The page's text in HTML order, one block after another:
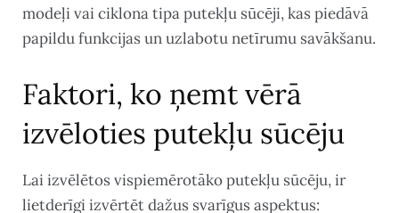
modeļi vai ciklona tipa putekļu sūcēji, kas piedāvā
papildu funkcijas un uzlabotu netīrumu savākšanu.
Faktori, ko ņemt vērā
izvēloties putekļu sūcēju
Lai izvēlētos vispiemērotāko putekļu sūcēju, ir
lietderīgi izvērtēt dažus svarīgus aspektus: